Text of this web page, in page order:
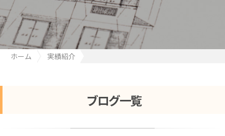
ホーム
実績紹介
ブログ一覧